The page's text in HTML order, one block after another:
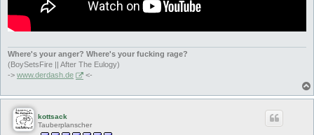
Where's your anger? Where's your fucking rage?
(BoySetsFire || After The Eulogy)
-> www.derdash.de <-
kottsack
Tauberplanscher